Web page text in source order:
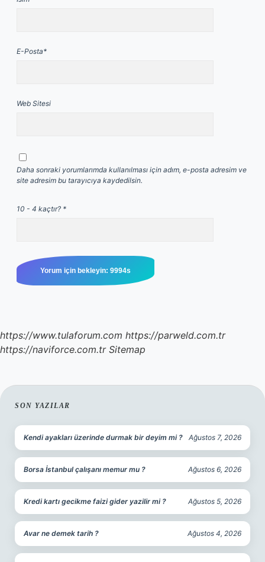
E-Posta*
Web Sitesi
Daha sonraki yorumlarımda kullanılması için adım, e-posta adresim ve
site adresim bu tarayıcıya kaydedilsin.
10 - 4 kaçtır? *
https://www.tulaforum.com https://parweld.com.tr
https://naviforce.com.tr Sitemap
SIDEBAR
SON YAZILAR
Kendi ayakları üzerinde durmak bir deyim mi ? Ağustos 7, 2026
Borsa İstanbul çalışanı memur mu ? Ağustos 6, 2026
Kredi kartı gecikme faizi gider yazilir mi ? Ağustos 5, 2026
Avar ne demek tarih ? Ağustos 4, 2026